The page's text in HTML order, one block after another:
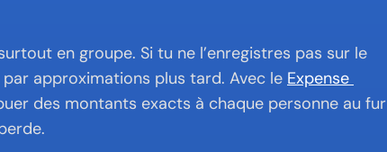
en groupe. Si tu ne l’enregistres pas sur le
approximations plus tard. Avec le Expense
des montants exacts à chaque personne au fur